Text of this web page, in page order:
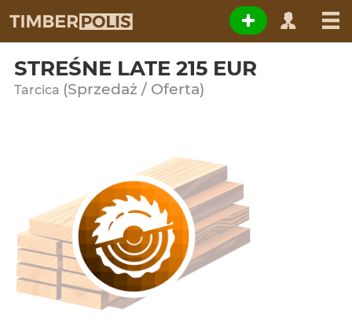
STREŚNE LATE 215 EUR
Tarcica (Sprzedaż / Oferta)